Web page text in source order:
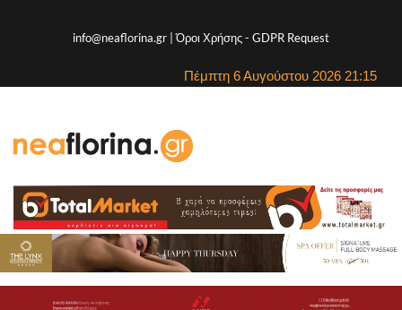
info@neaflorina.gr |Όροι Χρήσης- GDPR Request
Πέμπτη 6 Αυγούστου 2026 21:15